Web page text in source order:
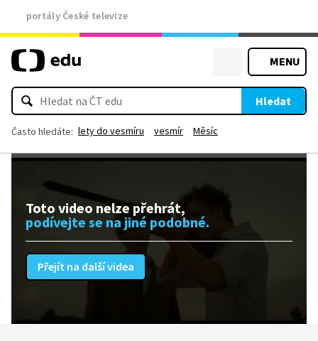
portály České televize
MENU
Hledat
Často hledáte: lety do vesmíru vesmír Měsíc
Toto video nelze přehrát,
podívejte se na jiné podobné.
Přejít na další videa